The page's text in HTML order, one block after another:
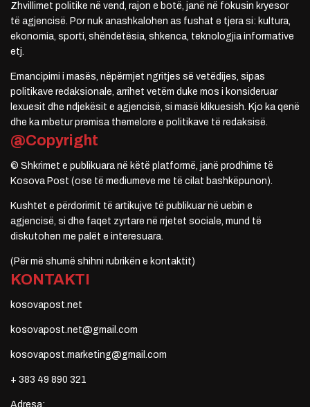
Zhvillimet politike në vend, rajon e botë, janë në fokusin kryesor
të agjencisë. Por nuk anashkalohen as fushat e tjera si: kultura,
ekonomia, sporti, shëndetësia, shkenca, teknologjia informative
etj.
Emancipimi i masës, nëpërmjet ngritjes së vetëdijes, sipas
politikave redaksionale, arrihet vetëm duke mos i konsideruar
lexuesit dhe ndjekësit e agjencisë, si masë klikuesish. Kjo ka qenë
dhe ka mbetur premisa themelore e politikave të redaksisë.
@Copyright
© Shkrimet e publikuara në këtë platformë, janë prodhime të
Kosova Post (ose të mediumeve me të cilat bashkëpunon).
Kushtet e përdorimit të artikujve të publikuar në uebin e
agjencisë, si dhe faqet zyrtare në rrjetet sociale, mund të
diskutohen me palët e interesuara.
(Për më shumë shihni rubrikën e kontaktit)
KONTAKTI
kosovapost.net
kosovapost.net@gmail.com
kosovapost.marketing@gmail.com
+ 383 49 890 321
Adresa: